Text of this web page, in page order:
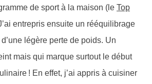
de sport à la maison (le Top
entrepris ensuite un rééquilibrage
légère perte de poids. Un
mais qui marque surtout le début
! En effet, j’ai appris à cuisiner